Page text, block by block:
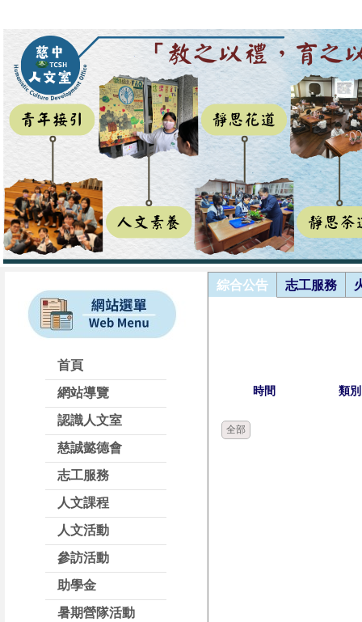
首頁
網站導覽
認識人文室
慈誠懿德會
志工服務
人文課程
人文活動
參訪活動
助學金
暑期營隊活動
綜合公告 志工服務
時間 類別
全部